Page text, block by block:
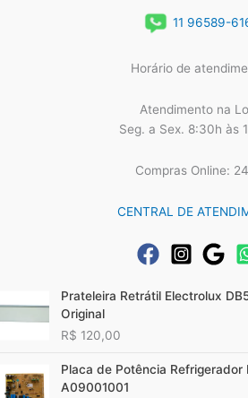
11 96589-
Horário de
Atendimento na
Seg. a Sex. 8:30h às
Compras Online:
CENTRAL DE
Prateleira Retrátil Electrolux
Original
R$ 120,00
Placa de Potência Refrigerador
A09001001